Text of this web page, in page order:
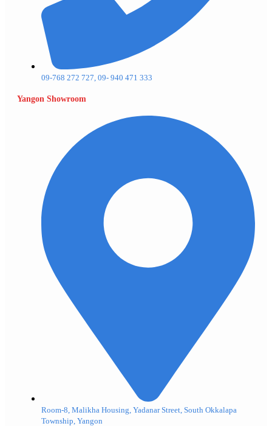
09-768 272 727, 09- 940 471 333
Yangon Showroom
Room-8, Malikha Housing, Yadanar Street, South Okkalapa
Township, Yangon